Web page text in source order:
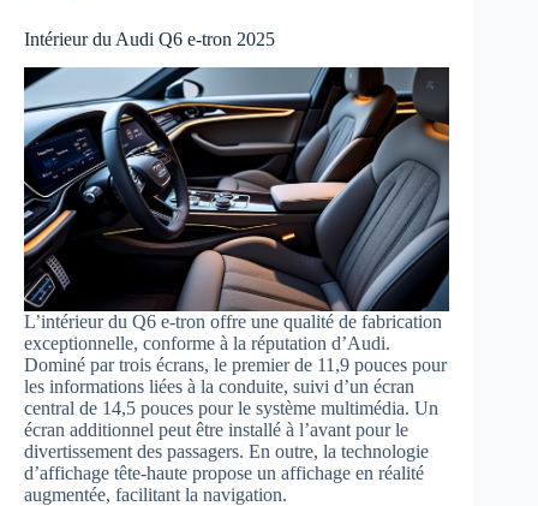
Intérieur du Audi Q6 e-tron 2025
L’intérieur du Q6 e-tron offre une qualité de fabrication
exceptionnelle, conforme à la réputation d’Audi.
Dominé par trois écrans, le premier de 11,9 pouces pour
les informations liées à la conduite, suivi d’un écran
central de 14,5 pouces pour le système multimédia. Un
écran additionnel peut être installé à l’avant pour le
divertissement des passagers. En outre, la technologie
d’affichage tête-haute propose un affichage en réalité
augmentée, facilitant la navigation.